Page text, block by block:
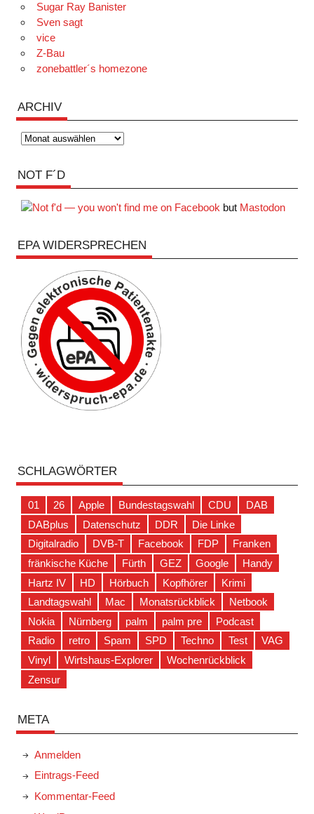
Sugar Ray Banister
Sven sagt
vice
Z-Bau
zonebattler´s homezone
ARCHIV
Archiv
NOT F´D
but Mastodon
EPA WIDERSPRECHEN
SCHLAGWÖRTER
01 26 Apple Bundestagswahl CDU
DAB
DABplus
Datenschutz DDR
Die Linke
Digitalradio
DVB-T Facebook FDP
Franken
fränkische Küche
Fürth GEZ Google
Handy
Hartz IV
HD Hörbuch Kopfhörer
Krimi
Landtagswahl
Mac Monatsrückblick
Netbook
Nokia
Nürnberg palm palm pre
Podcast
Radio
retro Spam SPD Techno Test
VAG
Vinyl
Wirtshaus-Explorer
Wochenrückblick
Zensur
META
Anmelden
Eintrags-Feed
Kommentar-Feed